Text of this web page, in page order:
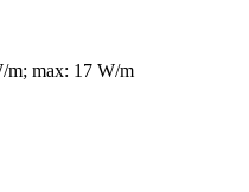
m; max: 17 W/m